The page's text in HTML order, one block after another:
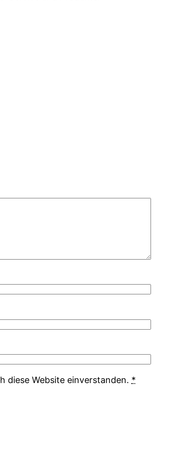
diese Website einverstanden. *